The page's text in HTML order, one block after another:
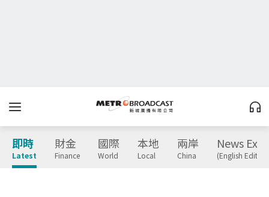
即時
Latest
財金
Finance
國際
World
本地
Local
兩岸
China
News
(English